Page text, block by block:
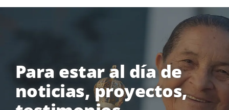
Para estar al día de
noticias, proyectos,